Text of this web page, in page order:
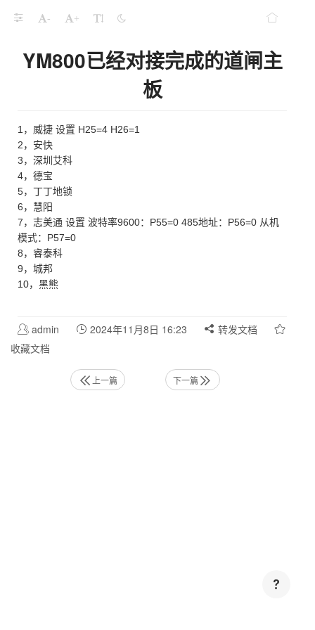
- +
YM800已经对接完成的道闸主
板
1，威捷 设置 H25=4 H26=1
2，安快
3，深圳艾科
4，德宝
5，丁丁地锁
6，慧阳
7，志美通 设置 波特率9600：P55=0 485地址：P56=0 从机
模式：P57=0
8，睿泰科
9，城邦
10，黑熊
admin 2024年11月8日 16:23
转发文档
收藏文档
上一篇 下一篇